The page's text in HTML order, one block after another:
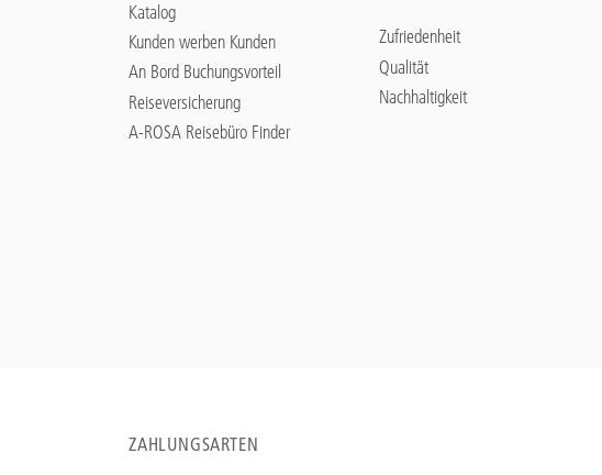
Katalog
Kunden werben Kunden
An Bord Buchungsvorteil
Reiseversicherung
A-ROSA Reisebüro Finder
Zufriedenheit
Qualität
Nachhaltigkeit
ZAHLUNGSARTEN